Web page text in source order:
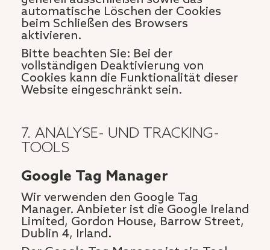
automatische Löschen der Cookies
beim Schließen des Browsers
aktivieren.
Bitte beachten Sie: Bei der
vollständigen Deaktivierung von
Cookies kann die Funktionalität dieser
Website eingeschränkt sein.
7. ANALYSE- UND TRACKING-
TOOLS
Google Tag Manager
Wir verwenden den Google Tag
Manager. Anbieter ist die Google Ireland
Limited, Gordon House, Barrow Street,
Dublin 4, Irland.